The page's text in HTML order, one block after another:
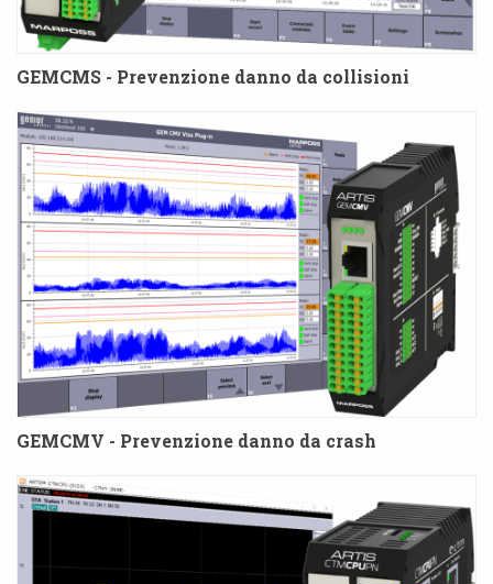
GEMCMS - Prevenzione danno da collisioni
GEMCMV - Prevenzione danno da crash